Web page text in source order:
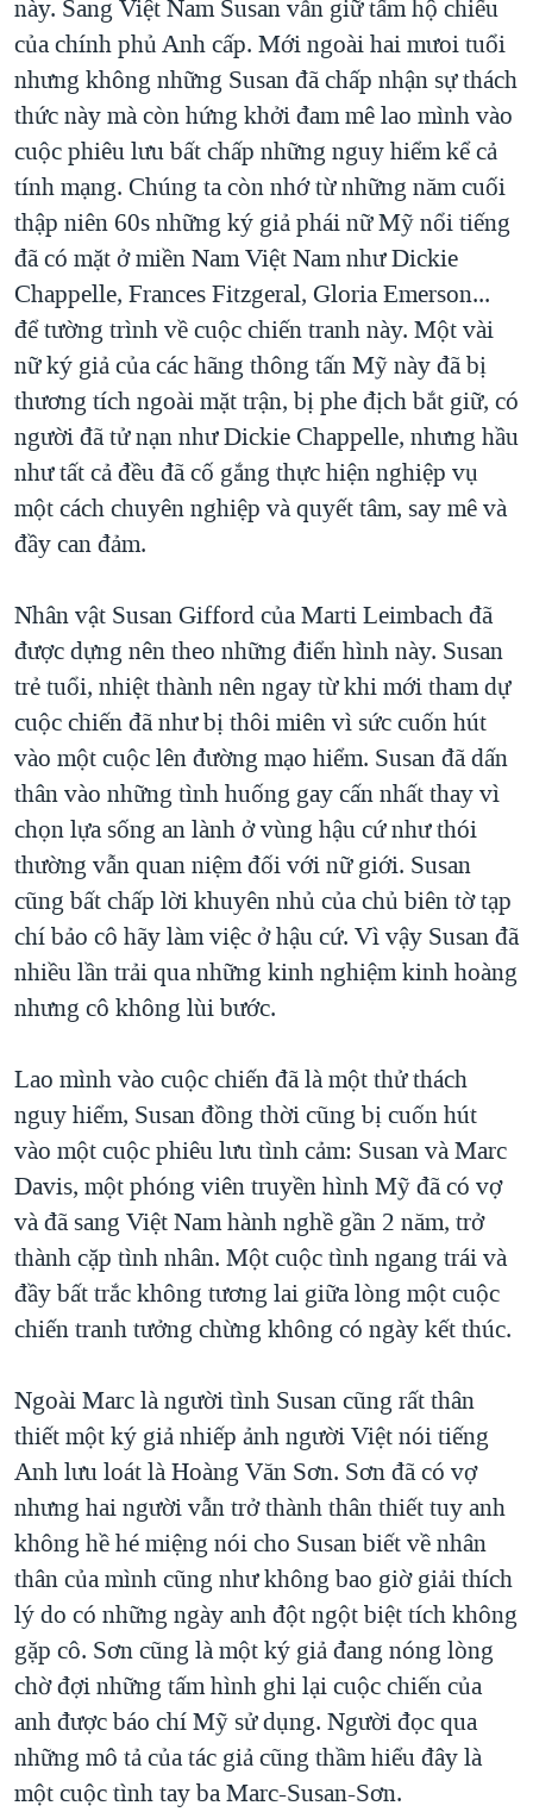
này. Sang Việt Nam Susan vẫn giữ tấm hộ chiếu
của chính phủ Anh cấp. Mới ngoài hai mưoi tuổi
nhưng không những Susan đã chấp nhận sự thách
thức này mà còn hứng khởi đam mê lao mình vào
cuộc phiêu lưu bất chấp những nguy hiểm kể cả
tính mạng. Chúng ta còn nhớ từ những năm cuối
thập niên 60s những ký giả phái nữ Mỹ nổi tiếng
đã có mặt ở miền Nam Việt Nam như Dickie
Chappelle, Frances Fitzgeral, Gloria Emerson...
để tường trình về cuộc chiến tranh này. Một vài
nữ ký giả của các hãng thông tấn Mỹ này đã bị
thương tích ngoài mặt trận, bị phe địch bắt giữ, có
người đã tử nạn như Dickie Chappelle, nhưng hầu
như tất cả đều đã cố gắng thực hiện nghiệp vụ
một cách chuyên nghiệp và quyết tâm, say mê và
đầy can đảm.
Nhân vật Susan Gifford của Marti Leimbach đã
được dựng nên theo những điển hình này. Susan
trẻ tuổi, nhiệt thành nên ngay từ khi mới tham dự
cuộc chiến đã như bị thôi miên vì sức cuốn hút
vào một cuộc lên đường mạo hiểm. Susan đã dấn
thân vào những tình huống gay cấn nhất thay vì
chọn lựa sống an lành ở vùng hậu cứ như thói
thường vẫn quan niệm đối với nữ giới. Susan
cũng bất chấp lời khuyên nhủ của chủ biên tờ tạp
chí bảo cô hãy làm việc ở hậu cứ. Vì vậy Susan đã
nhiều lần trải qua những kinh nghiệm kinh hoàng
nhưng cô không lùi bước.
Lao mình vào cuộc chiến đã là một thử thách
nguy hiểm, Susan đồng thời cũng bị cuốn hút
vào một cuộc phiêu lưu tình cảm: Susan và Marc
Davis, một phóng viên truyền hình Mỹ đã có vợ
và đã sang Việt Nam hành nghề gần 2 năm, trở
thành cặp tình nhân. Một cuộc tình ngang trái và
đầy bất trắc không tương lai giữa lòng một cuộc
chiến tranh tưởng chừng không có ngày kết thúc.
Ngoài Marc là người tình Susan cũng rất thân
thiết một ký giả nhiếp ảnh người Việt nói tiếng
Anh lưu loát là Hoàng Văn Sơn. Sơn đã có vợ
nhưng hai người vẫn trở thành thân thiết tuy anh
không hề hé miệng nói cho Susan biết về nhân
thân của mình cũng như không bao giờ giải thích
lý do có những ngày anh đột ngột biệt tích không
gặp cô. Sơn cũng là một ký giả đang nóng lòng
chờ đợi những tấm hình ghi lại cuộc chiến của
anh được báo chí Mỹ sử dụng. Người đọc qua
những mô tả của tác giả cũng thầm hiểu đây là
một cuộc tình tay ba Marc-Susan-Sơn.